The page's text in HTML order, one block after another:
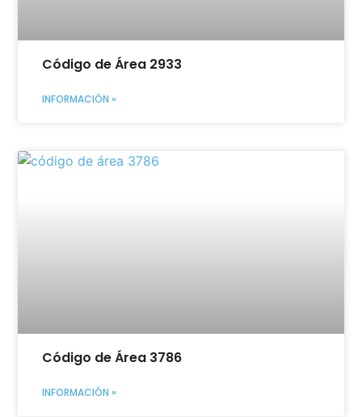
Código de Área 2933
INFORMACIÓN »
Código de Área 3786
INFORMACIÓN »